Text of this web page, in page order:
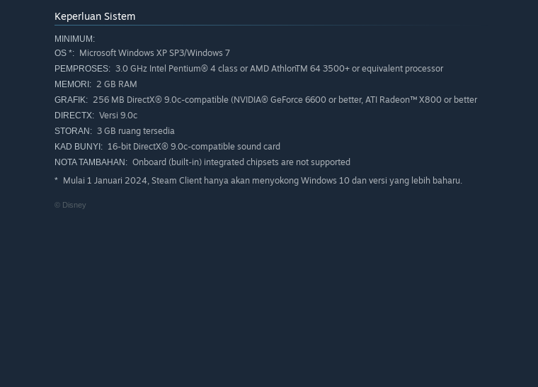
Keperluan Sistem
MINIMUM:
OS *: Microsoft Windows XP SP3/Windows 7
PEMPROSES: 3.0 GHz Intel Pentium® 4 class or AMD AthlonTM 64 3500+ or equivalent processor
MEMORI: 2 GB RAM
GRAFIK: 256 MB DirectX® 9.0c-compatible (NVIDIA® GeForce 6600 or better, ATI Radeon™ X800 or better
DIRECTX: Versi 9.0c
STORAN: 3 GB ruang tersedia
KAD BUNYI: 16-bit DirectX® 9.0c-compatible sound card
NOTA TAMBAHAN: Onboard (built-in) integrated chipsets are not supported
* Mulai 1 Januari 2024, Steam Client hanya akan menyokong Windows 10 dan versi yang lebih baharu.
© Disney